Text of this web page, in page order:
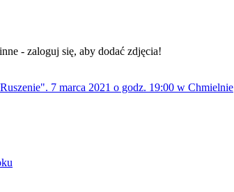
- zaloguj się, aby dodać zdjęcia!
7 marca 2021 o godz. 19:00 w Chmielnie